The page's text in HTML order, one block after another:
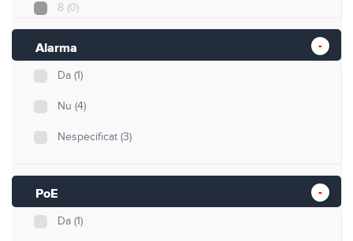
8 (0)
12 (0)
16 (0)
32
Alarma
Da (1)
Nu (4)
Nespecificat (3)
PoE
Da (1)